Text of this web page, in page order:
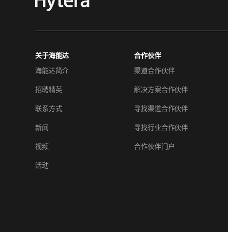
关于海能达
海能达简介
招聘精英
联系方式
新闻
视频
活动
合作伙伴
渠道合作伙伴
解决方案合作伙伴
寻找渠道合作伙伴
寻找行业合作伙伴
合作伙伴门户